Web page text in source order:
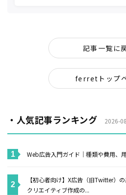
記事一覧に
ferretトップ
・人気記事ランキング 2026-
Web広告入門ガイド｜種類や費用、
【初心者向け】X広告（旧Twitter）
クリエイティブ作成の...